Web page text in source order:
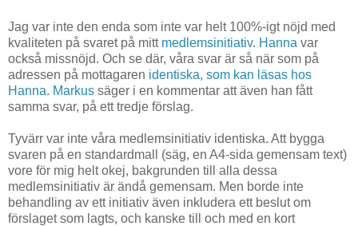
Jag var inte den enda som inte var helt 100%-igt nöjd med
kvaliteten på svaret på mitt medlemsinitiativ. Hanna var
också missnöjd. Och se där, våra svar är så när som på
adressen på mottagaren identiska, som kan läsas hos
Hanna. Markus säger i en kommentar att även han fått
samma svar, på ett tredje förslag.
Tyvärr var inte våra medlemsinitiativ identiska. Att bygga
svaren på en standardmall (säg, en A4-sida gemensam text)
vore för mig helt okej, bakgrunden till alla dessa
medlemsinitiativ är ändå gemensam. Men borde inte
behandling av ett initiativ även inkludera ett beslut om
förslaget som lagts, och kanske till och med en kort